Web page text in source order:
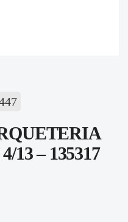
13 – 135317